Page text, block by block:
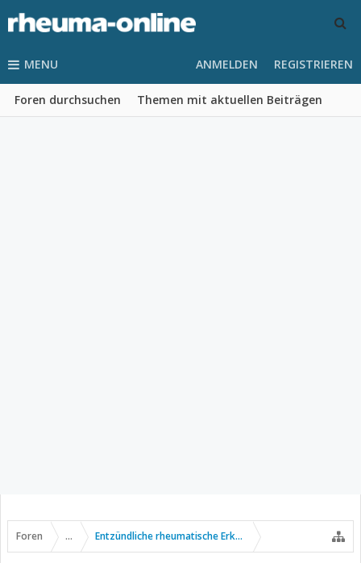
MENU
Foren durchsuchen Themen mit aktuellen Beiträgen
ANMELDEN REGISTRIEREN
Foren ... Entzündliche rheumatische Erkrankungen